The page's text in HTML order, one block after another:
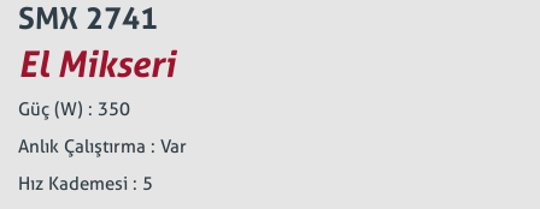
SMX 2741
El Mikseri
Güç (W) : 350
Anlık Çalıştırma : Var
Hız Kademesi : 5